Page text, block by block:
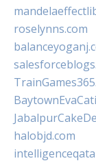
roselynns.com
halobjd.com